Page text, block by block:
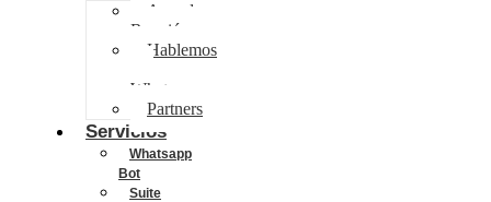
Agenda
Reunión
Hablemos
Whatsapp
Partners
Servicios
Whatsapp
Bot
Suite